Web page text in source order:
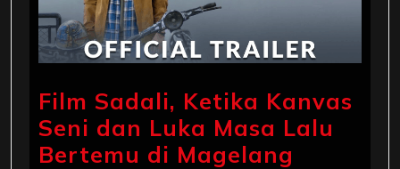
Film Sadali, Ketika Kanvas
Seni dan Luka Masa Lalu
Bertemu di Magelang